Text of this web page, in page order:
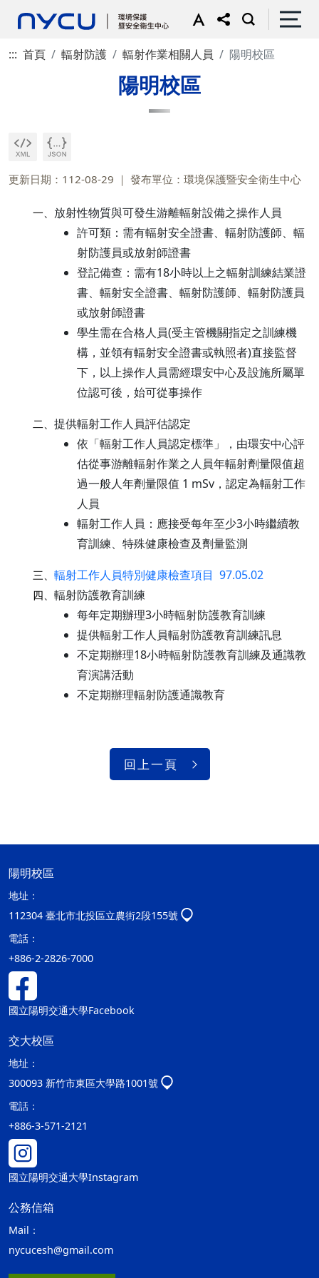
::: 首頁 輻射防護 輻射作業相關人員 陽明校區
陽明校區
更新日期：112-08-29 發布單位：環境保護暨安全衛生中心
一、 放射性物質與可發生游離輻射設備之操作人員
許可類：需有輻射安全證書、輻射防護師、輻
射防護員或放射師證書
登記備查：需有18小時以上之輻射訓練結業證
書、輻射安全證書、輻射防護師、輻射防護員
或放射師證書
學生需在合格人員(受主管機關指定之訓練機
構，並領有輻射安全證書或執照者)直接監督
下，以上操作人員需經環安中心及設施所屬單
位認可後，始可從事操作
二、 提供輻射工作人員評估認定
依「輻射工作人員認定標準」，由環安中心評
估從事游離輻射作業之人員年輻射劑量限值超
過一般人年劑量限值 1 mSv，認定為輻射工作
人員
輻射工作人員：應接受每年至少3小時繼續教
育訓練、特殊健康檢查及劑量監測
三、 輻射工作人員特別健康檢查項目 97.05.02
四、 輻射防護教育訓練
每年定期辦理3小時輻射防護教育訓練
提供輻射工作人員輻射防護教育訓練訊息
不定期辦理18小時輻射防護教育訓練及通識教
育演講活動
不定期辦理輻射防護通識教育
回上一頁
陽明校區
地址：
112304 臺北市北投區立農街2段155號
電話：
+886-2-2826-7000
國立陽明交通大學Facebook
交大校區
地址：
300093 新竹市東區大學路1001號
電話：
+886-3-571-2121
國立陽明交通大學Instagram
公務信箱
Mail：
nycucesh@gmail.com